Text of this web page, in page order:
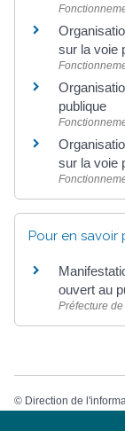
sur la voie
publique
sur la voie
Pour en savoir
ouvert au
Préfecture
© Direction de